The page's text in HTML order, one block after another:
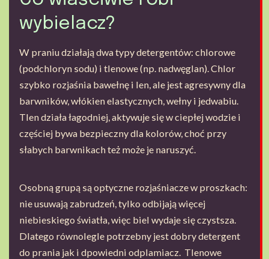
wybielacz?
W praniu działają dwa typy detergentów: chlorowe
(podchloryn sodu) i tlenowe (np. nadwęglan). Chlor
szybko rozjaśnia bawełnę i len, ale jest agresywny dla
barwników, włókien elastycznych, wełny i jedwabiu.
Tlen działa łagodniej, aktywuje się w ciepłej wodzie i
częściej bywa bezpieczny dla kolorów, choć przy
słabych barwnikach też może je naruszyć.
Osobną grupą są optyczne rozjaśniacze w proszkach:
nie usuwają zabrudzeń, tylko odbijają więcej
niebieskiego światła, więc biel wydaje się czystsza.
Dlatego równolegle potrzebny jest dobry detergent
do prania jak i dpowiedni odplamiacz. Tlenowe